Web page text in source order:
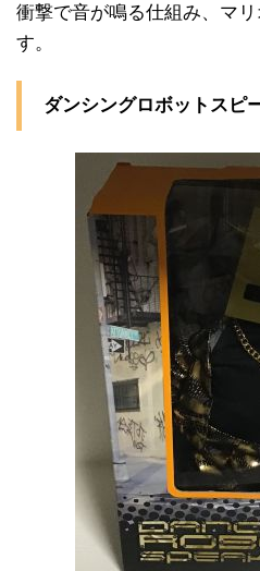
衝撃で音が鳴る仕組み、マ
す。
ダンシングロボットスピ